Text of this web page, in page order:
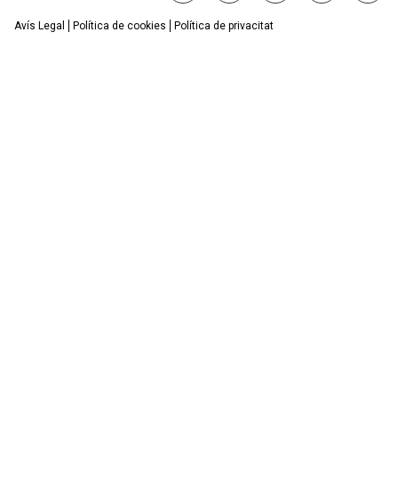
Avís Legal Política de cookies Política de privacitat